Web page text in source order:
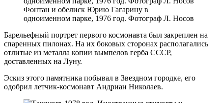
Фонтан и обелиск Юрию Гагарину в
одноименном парке, 1976 год. Фотограф Л. Носов
Барельефный портрет первого космонавта был закреплен на
спаренных пилонах. На их боковых сторонах располагались
отлитые из металла копии вымпелов герба СССР,
доставленных на Луну.
Эскиз этого памятника побывал в Звездном городке, его
одобрил летчик-космонавт Андриан Николаев.